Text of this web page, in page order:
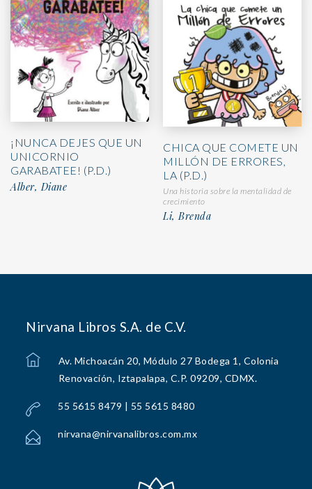
¡NUNCA DEJES QUE UN
UNICORNIO
GARABATEE! (P.D.)
Alber, Diane
CHICA QUE COMETE UN
MILLÓN DE ERRORES,
LA (P.D.)
Una historia sobre la mentalidad de
crecimiento
Li, Brenda
Nirvana Libros S.A. de C.V.
Av. Michoacán 20, Módulo 27 Bodega 1, Colonia
Renovación, Iztapalapa, C.P. 09209, CDMX.
55 5615 8479 | 55 5615 8480
nirvana@nirvanalibros.com.mx